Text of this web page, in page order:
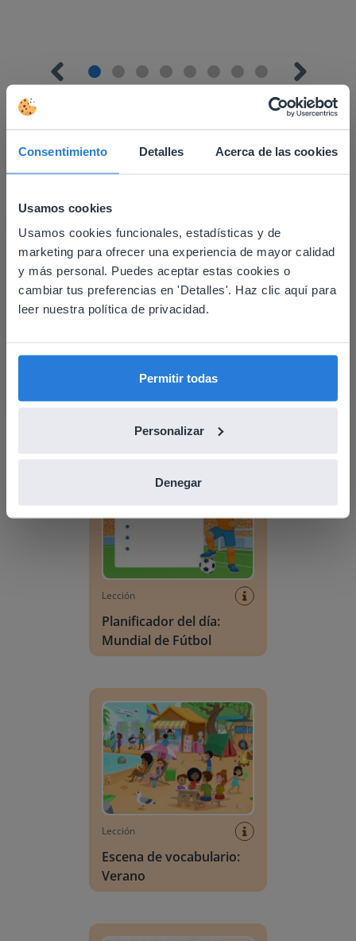
Consentimiento Detalles Acerca de las cookies
Usamos cookies
Usamos cookies funcionales, estadísticas y de
marketing para ofrecer una experiencia de mayor calidad
y más personal. Puedes aceptar estas cookies o
cambiar tus preferencias en 'Detalles'. Haz clic aquí para
leer nuestra política de privacidad.
Permitir todas
Personalizar
Denegar
Planificador del día: Verano
Lección
Planificador del día:
Verano
Lección
Planificador del día:
Mundial de Fútbol
Lección
Escena de vocabulario:
Verano
This website doesn't match
your location
Based on your location, we think you might
prefer to visit our English website. There you'll
English
Español